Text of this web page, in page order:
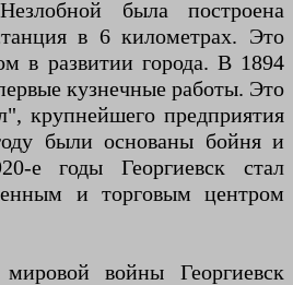
была построена
в 6 километрах. Это
в развитии города. В 1894
кузнечные работы. Это
крупнейшего предприятия
были основаны бойня и
е годы Георгиевск стал
и торговым центром
войны Георгиевск